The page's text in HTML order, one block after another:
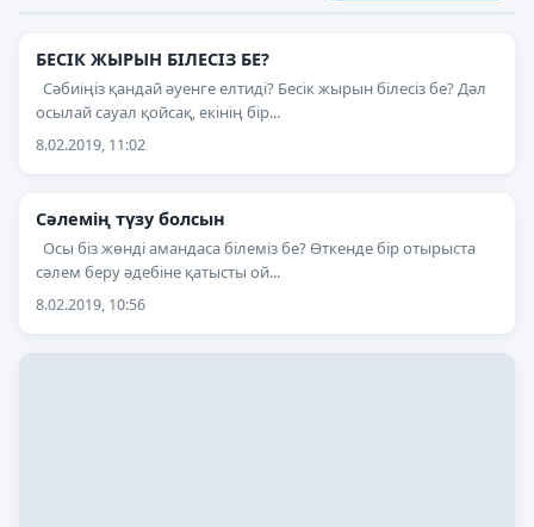
БЕСІК ЖЫРЫН БІЛЕСІЗ БЕ?
Сәбиіңіз қандай әуенге елтиді? Бесік жырын білесіз бе? Дәл
осылай сауал қойсақ, екінің бір...
8.02.2019, 11:02
Сәлемің түзу болсын
Осы біз жөнді амандаса білеміз бе? Өткенде бір отырыста
сәлем беру әдебіне қатысты ой...
8.02.2019, 10:56